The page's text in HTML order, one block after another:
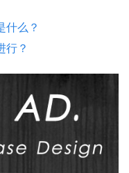
什么？
行？